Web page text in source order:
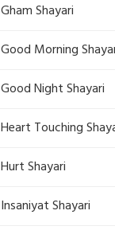
Gham Shayari
Good Morning
Good Night Shayari
Heart Touching
Hurt Shayari
Insaniyat Shayari